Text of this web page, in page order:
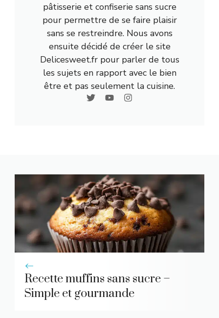
pâtisserie et confiserie sans sucre
pour permettre de se faire plaisir
sans se restreindre. Nous avons
ensuite décidé de créer le site
Delicesweet.fr pour parler de tous
les sujets en rapport avec le bien
être et pas seulement la cuisine.
Recette muffins sans sucre –
Simple et gourmande